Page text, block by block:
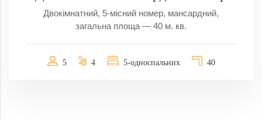
Двокімнатний, 5-місний номер, мансардний,
загальна площа — 40 м. кв.
5 4 5-односпальних 40